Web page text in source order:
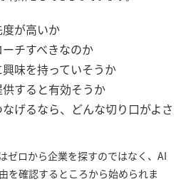
が高いか
チすべきなのか
味を持っていそうか
すると有効そうか
げるなら、どんな切り口がよさ
ゼロから企業を探すのではなく、AI
を確認するところから始められま